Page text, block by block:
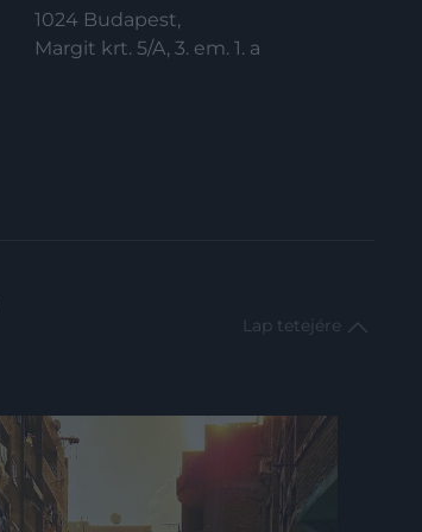
1024 Budapest,
Margit krt. 5/A, 3. em. 1. a
Lap tetejére